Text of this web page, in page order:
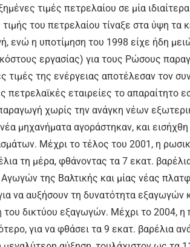
τιμές πετρελαίου σε μία
του πετρελαίου τίναξε στα ύψη τα
ενώ η υποτίμηση του 1998 είχε ήδη
εργασίας) για τους Ρώσους
τιμές της ενέργειας αποτέλεσαν τον
εταιρείες το απαραίτητο
χωρίς την ανάγκη νέων
μηχανήματα αγοράστηκαν, και εισήχθη
Μέχρι το τέλος του 2001, η
τη μέρα, φθάνοντας τα 7 εκατ.
της Βαλτικής και μίας νέας
να αυξήσουν τη δυνατότητα εξαγωγών
του δικτύου εξαγωγών. Μέχρι το 2004,
για να φθάσει τα 9 εκατ. βαρέλια